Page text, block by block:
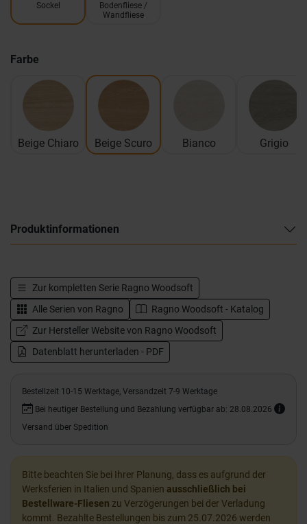
Sockel
Bodenfliese /
Wandfliese
Farbe
Beige Chiaro Beige Scuro Bianco Grigio
Produktinformationen
Zur kompletten Serie Ragno Woodsoft
Alle Serien von Ragno
Ragno Woodsoft - Katalog
Zur Hersteller Website von Ragno Woodsoft
Datenblatt herunterladen - PDF
Bestellzeit 10-15 Werktage, Versandzeit 7-9 Werktage
Bei heutiger Bestellung und Bezahlung verfügbar ab: 28.08.2026
Versand über Spedition
Bitte beachten Sie bei Ihrer Planung, dass es aufgrund der
Werksferien in Italien und Spanien ausschließlich bei
Bestellware-Fliesen zu Verzögerungen bei der Verladung
kommt. Bezahlte Bestellungen bis zum 25.07.2026 werden